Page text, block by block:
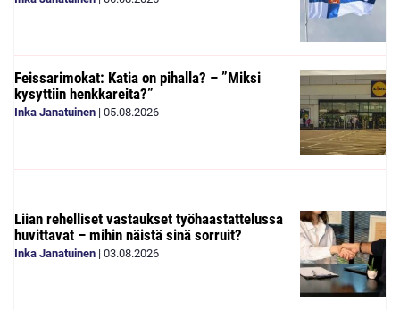
Feissarimokat: Katia on pihalla? – ”Miksi
kysyttiin henkkareita?”
Inka Janatuinen | 05.08.2026
Liian rehelliset vastaukset työhaastattelussa
huvittavat – mihin näistä sinä sorruit?
Inka Janatuinen | 03.08.2026